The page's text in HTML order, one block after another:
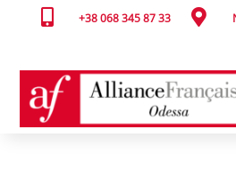
 +38 068 345 87 33 